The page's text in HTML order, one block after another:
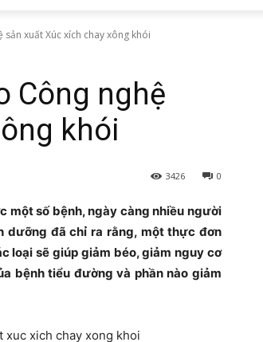
xuất Xúc xích chay xông khói
Công nghệ
khói
0
3426
một số bệnh, ngày càng nhiều người
dưỡng đã chỉ ra rằng, một thực đơn
loại sẽ giúp giảm béo, giảm nguy cơ
bệnh tiểu đường và phần nào giảm